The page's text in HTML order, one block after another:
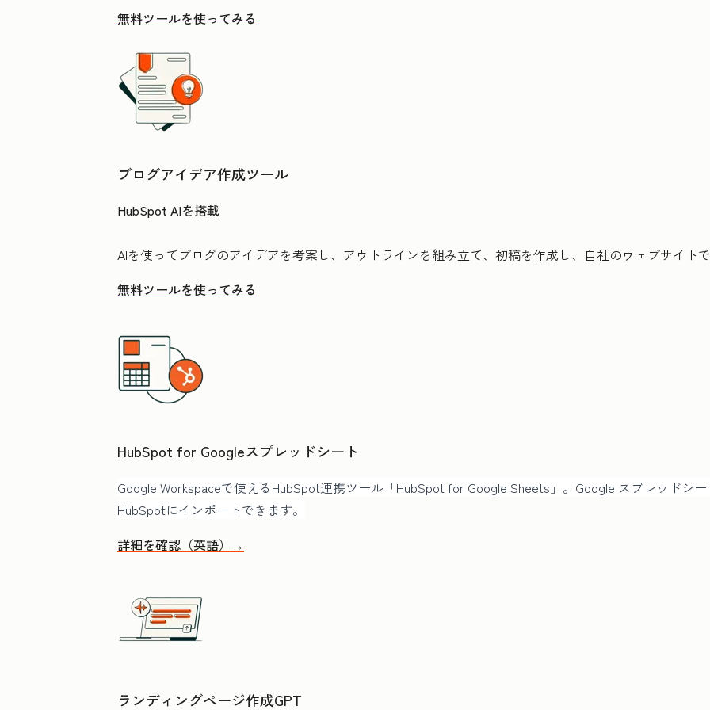
無料ツールを使ってみる
ブログアイデア作成ツール
HubSpot AIを搭載
AIを使ってブログのアイデアを考案し、アウトラインを組み立て、初稿を作成し、自社のウェブサイトで
無料ツールを使ってみる
HubSpot for Googleスプレッドシート
Google Workspaceで使えるHubSpot連携ツール「HubSpot for Google Sheets」。Google スプレッドシ
HubSpotにインポートできます。
詳細を確認（英語）→
ランディングページ作成GPT